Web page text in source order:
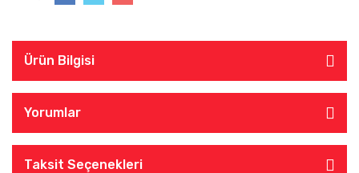
Ürün Bilgisi
Yorumlar
Taksit Seçenekleri